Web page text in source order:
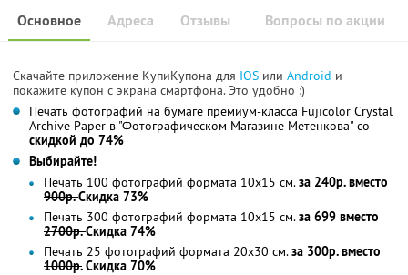
Основное Отзывы Вопросы по акции
Адреса
Скачайте приложение КупиКупона для IOS или Android и
покажите купон с экрана смартфона. Это удобно :)
Печать фотографий на бумаге премиум-класса Fujicolor Crystal
Archive Paper в "Фотографическом Магазине Метенкова" со
скидкой до 74%
Выбирайте!
Печать 100 фотографий формата 10x15 см.за 240р. вместо
900р.Скидка 73%
Печать 300 фотографий формата 10x15 см.за 699 вместо
2700р.Скидка 74%
Печать 25 фотографий формата 20x30 см.за 300р. вместо
1000р.Скидка 70%